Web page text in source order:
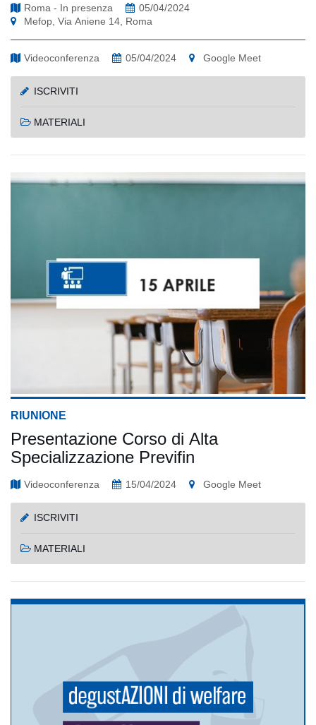
Roma - In presenza
05/04/2024
Mefop, Via Aniene 14, Roma
Videoconferenza 05/04/2024 Google Meet
ISCRIVITI
MATERIALI
RIUNIONE
Presentazione Corso di Alta
Specializzazione Previfin
Videoconferenza 15/04/2024 Google Meet
ISCRIVITI
MATERIALI